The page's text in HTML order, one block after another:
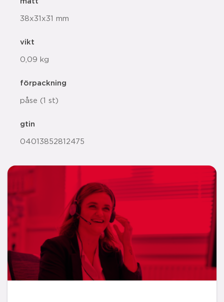
38x31x31 mm
vikt
0,09 kg
förpackning
påse (1 st)
gtin
04013852812475